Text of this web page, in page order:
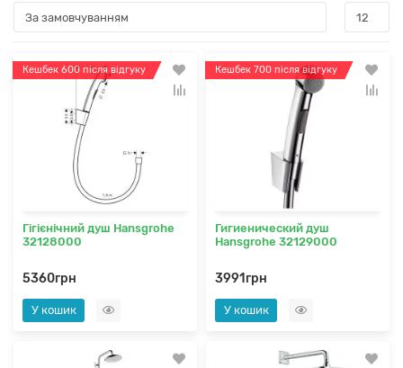
Кешбек 600 після відгуку
Гігієнічний душ Hansgrohe
32128000
5360грн
У кошик
Кешбек 700 після відгуку
Гигиенический душ
Hansgrohe 32129000
3991грн
У кошик